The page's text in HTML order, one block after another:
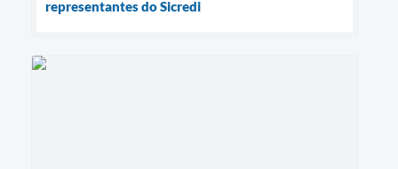
representantes do Sicredi